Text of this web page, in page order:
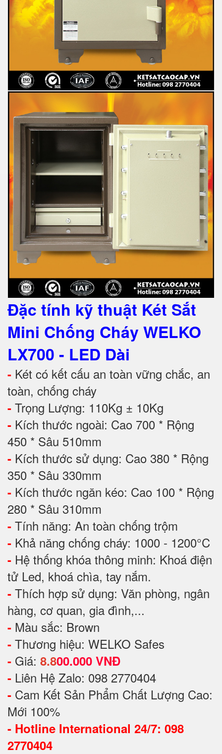
Đặc tính kỹ thuật Két Sắt
Mini Chống Cháy WELKO
LX700 - LED Dài
- Két có kết cấu an toàn vững chắc, an
toàn, chống cháy
- Trọng Lượng: 110Kg ± 10Kg
- Kích thước ngoài: Cao 700 * Rộng
450 * Sâu 510mm
- Kích thước sử dụng: Cao 380 * Rộng
350 * Sâu 330mm
- Kích thước ngăn kéo: Cao 100 * Rộng
280 * Sâu 310mm
- Tính năng: An toàn chống trộm
- Khả năng chống cháy: 1000 - 1200°C
- Hệ thống khóa thông minh: Khoá điện
tử Led, khoá chìa, tay nắm.
- Thích hợp sử dụng: Văn phòng, ngân
hàng, cơ quan, gia đình,...
- Màu sắc: Brown
- Thương hiệu: WELKO Safes
- Giá: 8.800.000 VNĐ
- Liên Hệ Zalo: 098 2770404
- Cam Kết Sản Phẩm Chất Lượng Cao:
Mới 100%
- Hotline International 24/7: 098
2770404